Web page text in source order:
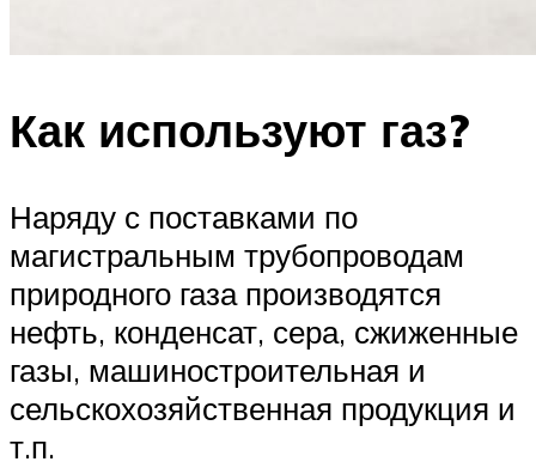
Как используют газ?
Наряду с поставками по
магистральным трубопроводам
природного газа производятся
нефть, конденсат, сера, сжиженные
газы, машиностроительная и
сельскохозяйственная продукция и
т.п.